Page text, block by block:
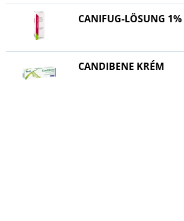
CANIFUG-LÖSUNG 1%
CANDIBENE KRÉM